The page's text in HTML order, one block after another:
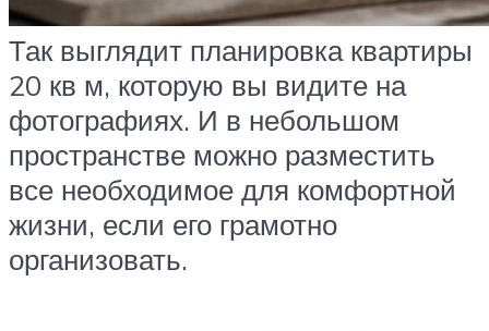
Так выглядит планировка квартиры
20 кв м, которую вы видите на
фотографиях. И в небольшом
пространстве можно разместить
все необходимое для комфортной
жизни, если его грамотно
организовать.